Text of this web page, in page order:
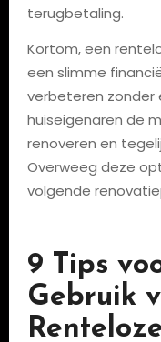
terugbetaling.
Kortom, een
een slimme
verbeteren zonder
huiseigenaren de
renoveren en
Overweeg deze
volgende
9 Tips
Gebruik